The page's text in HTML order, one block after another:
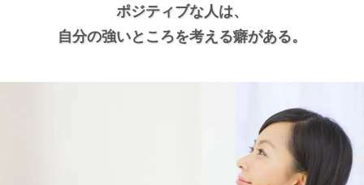
ポジティブな人は、
自分の強いところを考える癖がある。